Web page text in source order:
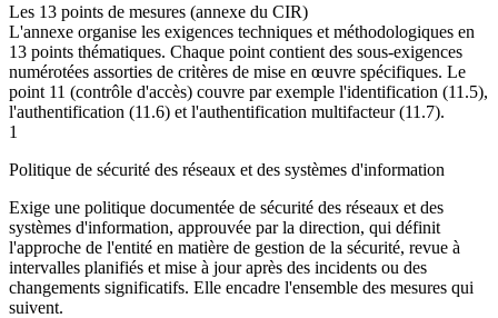
Les 13 points de mesures (annexe du CIR)
L'annexe organise les exigences techniques et méthodologiques en
13 points thématiques. Chaque point contient des sous-exigences
numérotées assorties de critères de mise en œuvre spécifiques. Le
point 11 (contrôle d'accès) couvre par exemple l'identification (11.5),
l'authentification (11.6) et l'authentification multifacteur (11.7).
1
Politique de sécurité des réseaux et des systèmes d'information
Exige une politique documentée de sécurité des réseaux et des
systèmes d'information, approuvée par la direction, qui définit
l'approche de l'entité en matière de gestion de la sécurité, revue à
intervalles planifiés et mise à jour après des incidents ou des
changements significatifs. Elle encadre l'ensemble des mesures qui
suivent.